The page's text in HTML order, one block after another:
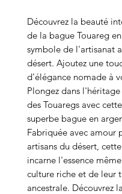
Découvrez la beauté
de la bague Touareg
symbole de l'artisanat
désert. Ajoutez une
d'élégance nomade à
Plongez dans
des Touaregs avec cette
superbe bague en
Fabriquée avec amour
artisans du désert,
incarne l'essence
culture riche et de leur
ancestrale. Découvrez